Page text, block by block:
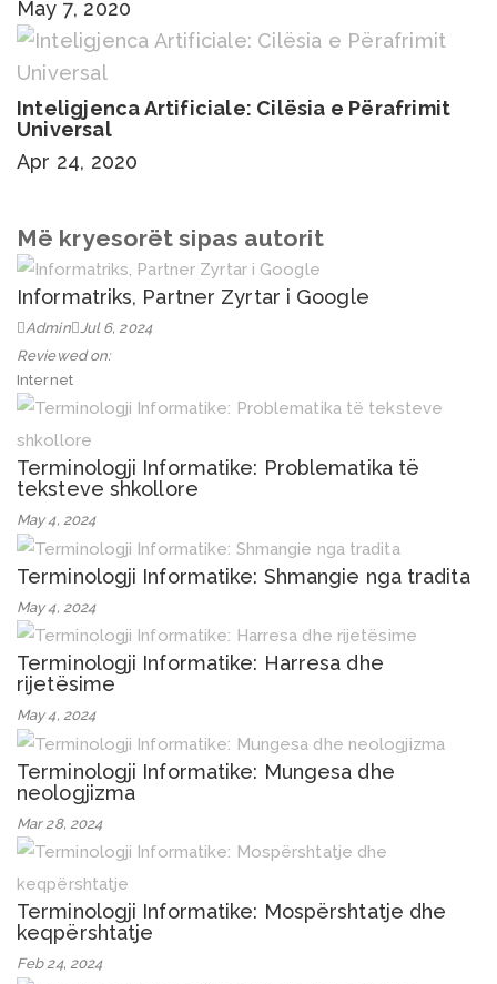
May 7, 2020
Inteligjenca Artificiale: Cilësia e Përafrimit
Universal
Apr 24, 2020
Më kryesorët sipas autorit
Informatriks, Partner Zyrtar i Google
Admin Jul 6, 2024
Reviewed on:
Internet
Terminologji Informatike: Problematika të
teksteve shkollore
May 4, 2024
Terminologji Informatike: Shmangie nga tradita
May 4, 2024
Terminologji Informatike: Harresa dhe
rijetësime
May 4, 2024
Terminologji Informatike: Mungesa dhe
neologjizma
Mar 28, 2024
Terminologji Informatike: Mospërshtatje dhe
keqpërshtatje
Feb 24, 2024